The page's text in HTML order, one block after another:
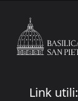
Link utili: